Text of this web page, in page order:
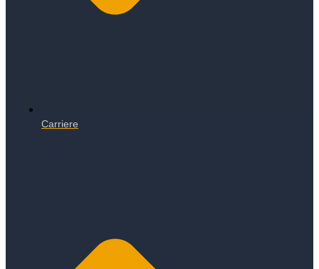
Carriere